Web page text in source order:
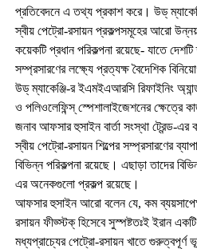
প্রতিবেদনে এ তথ্য প্রকাশ করে। উড্
স্বীয় পেট্রো-রসায়ন প্রকল্পসমূহের আরো
কয়েকটি প্রধান পরিকল্পনা রয়েছে- যাতে
সম্প্রসারণের লক্ষ্যে প্রত্যক্ষ বৈদেশিক
উড্ ম্যাকেঞ্জি-র ইএমইএআরসি রিফাইনিং অ্যান্ড
ও পলিওলেফিন্স্ স্পেশালাইজেশনের ক্ষেত্রে
জনাব আফসার হুসাইন বার্তা সংস্থা ট্রেন্ড-এর
স্বীয় পেট্রো-রসায়ন শিল্পের সম্প্রসারণের
বিভিন্ন পরিকল্পনা রয়েছে। এছাড়া তাদের
এর অনেকগুলো প্রকল্প রয়েছে।
আফসার হুসাইন আরো বলেন যে, কম
রসায়ন ফীড্স্টক্ হিসেবে সুস্পষ্টতঃই ইরান
মধ্যপ্রাচ্যের পেট্রো-রসায়ন খাতে গুরুত্বপূর্ণ